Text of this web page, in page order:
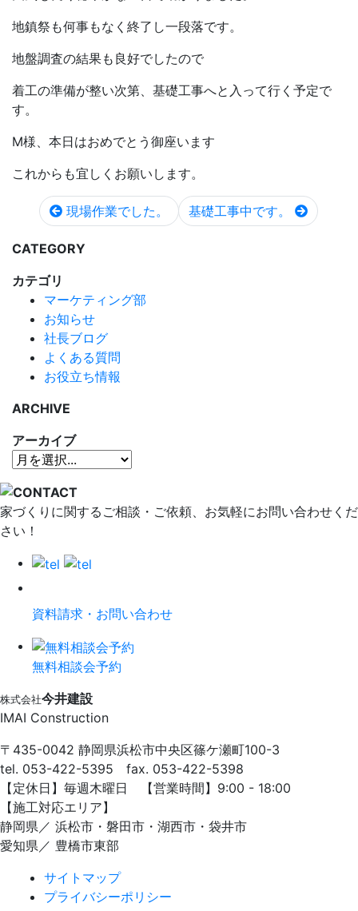
地鎮祭も何事もなく終了し一段落です。
地盤調査の結果も良好でしたので
着工の準備が整い次第、基礎工事へと入って行く予定で
す。
M様、本日はおめでとう御座います
これからも宜しくお願いします。
現場作業でした。 基礎工事中です。
CATEGORY
カテゴリ
マーケティング部
お知らせ
社長ブログ
よくある質問
お役立ち情報
ARCHIVE
アーカイブ
家づくりに関するご相談・ご依頼、お気軽にお問い合わせくだ
さい！
資料請求・お問い合わせ
無料相談会予約
株式会社今井建設
IMAI Construction
〒435-0042 静岡県浜松市中央区篠ケ瀬町100-3
tel. 053-422-5395 fax. 053-422-5398
【定休⽇】毎週⽊曜⽇ 【営業時間】9:00 - 18:00
【施⼯対応エリア】
静岡県／ 浜松市・磐⽥市・湖⻄市・袋井市
愛知県／ 豊橋市東部
サイトマップ
プライバシーポリシー